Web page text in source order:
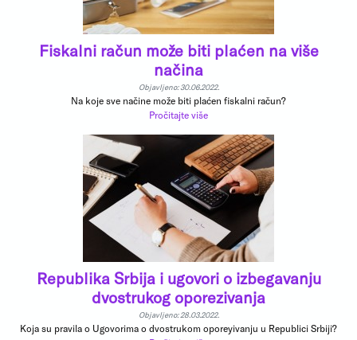
Fiskalni račun može biti plaćen na više
načina
Objavljeno: 30.06.2022.
Na koje sve načine može biti plaćen fiskalni račun?
Pročitajte više
Republika Srbija i ugovori o izbegavanju
dvostrukog oporezivanja
Objavljeno: 28.03.2022.
Koja su pravila o Ugovorima o dvostrukom oporeyivanju u Republici Srbiji?